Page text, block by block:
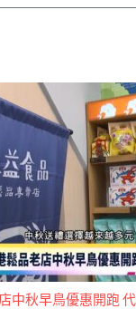
中秋早鳥優惠開跑